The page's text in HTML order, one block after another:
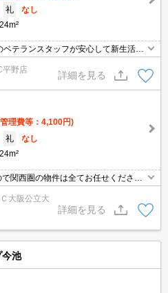
礼
なし
24m²
テランスタッフが安心して新生活を
ポートを致します。当店は、初期費
。ご利用の際はスタッフまでお申し
店心よりお待ちしております。
平野店
詳細を見る
理費等：4,100円)
礼
なし
24m²
関西圏の物件は全てお任せくださ
でお気軽にお問い合わせくださいま
レジット決済が可能ですので安心して
大阪公立大
詳細を見る
今池